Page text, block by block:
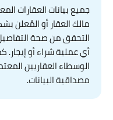
جميع بيانات العقارات
مالك العقار أو المُعلن
التحقق من صحة
أي عملية شراء أو إيجار.
الوسطاء العقاريين
مصداقية البيانات.